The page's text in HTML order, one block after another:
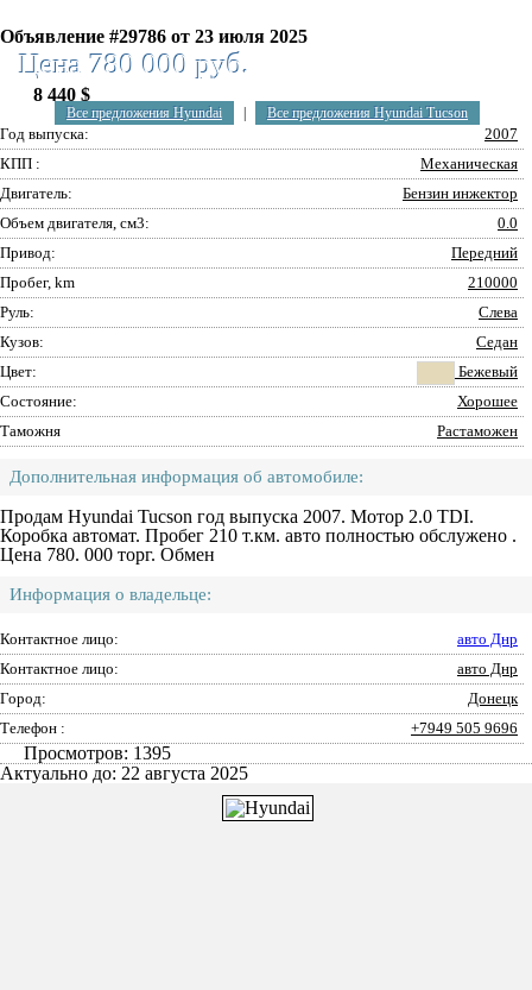
Объявление #29786 от 23 июля 2025
Цена 780 000 руб.
8 440 $
Все предложения Hyundai Все предложения Hyundai Tucson
Год выпуска:
2007
КПП :
Механическая
Двигатель:
Бензин инжектор
Объем двигателя, см3:
0.0
Привод:
Передний
Пробег, km
210000
Руль:
Слева
Кузов:
Седан
Цвет:
Бежевый
Состояние:
Хорошее
Таможня
Растаможен
Дополнительная информация об автомобиле:
Продам Hyundai Tucson год выпуска 2007. Мотор 2.0 TDI.
Коробка автомат. Пробег 210 т.км. авто полностью обслужено .
Цена 780. 000 торг. Обмен
Информация о владельце:
Контактное лицо:
авто Днр
Контактное лицо:
авто Днр
Город:
Донецк
Телефон :
+7949 505 9696
Просмотров: 1395
Актуально до: 22 августа 2025